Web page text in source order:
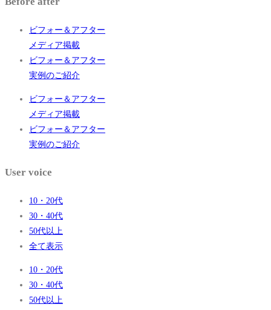
ビフォー＆アフター
メディア掲載
ビフォー＆アフター
実例のご紹介
ビフォー＆アフター
メディア掲載
ビフォー＆アフター
実例のご紹介
User voice
10・20代
30・40代
50代以上
全て表示
10・20代
30・40代
50代以上